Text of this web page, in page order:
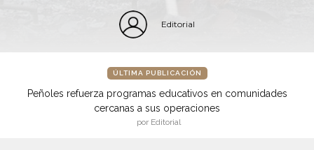
Editorial
ÚLTIMA PUBLICACIÓN
Peñoles refuerza programas educativos en comunidades
cercanas a sus operaciones
por Editorial